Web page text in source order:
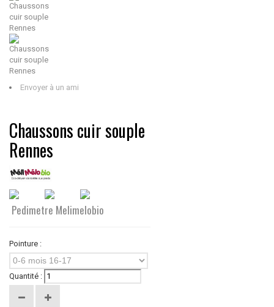
Envoyer à un ami
Chaussons cuir souple
Rennes
Pedimetre Melimelobio
Pointure :
0-6 mois 16-17
Quantité :